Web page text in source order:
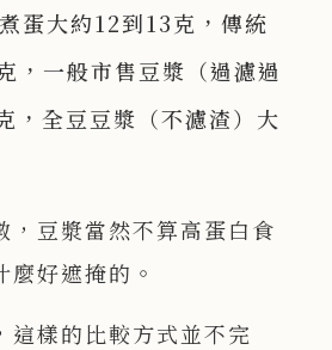
蛋大約12到13克，傳統
，一般市售豆漿（過濾過
，全豆豆漿（不濾渣）大
，豆漿當然不算高蛋白食
麼好遮掩的。
這樣的比較方式並不完